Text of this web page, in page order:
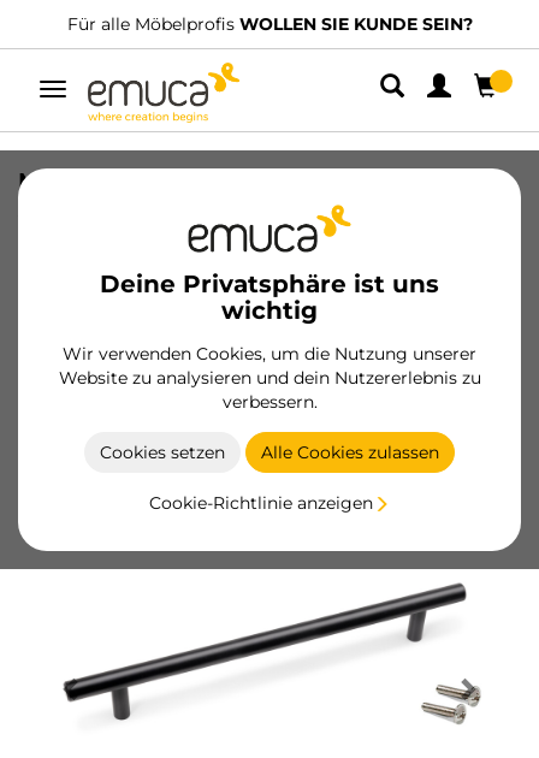
Für alle Möbelprofis WOLLEN SIE KUNDE SEIN?
Umschaltbare
Navigation
Deine Privatsphäre ist uns
wichtig
Wir verwenden Cookies, um die Nutzung unserer
Website zu analysieren und dein Nutzererlebnis zu
verbessern.
Cookies setzen Alle Cookies zulassen
Cookie-Richtlinie anzeigen
Möbelgriff Orlando, L336mm, 256mm
Achsenabstand, Stahl, Schwarz lackiert
Produktblatt